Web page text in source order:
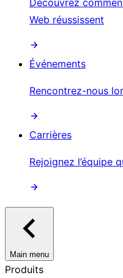
Web réussissent
Événements
Rencontrez-nous
Carrières
Rejoignez l’équipe
Main menu
Produits